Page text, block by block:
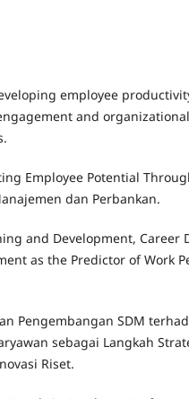
employee
and
Employee Potential
dan Perbankan.
and Development, Career
as the Predictor of Work
Pengembangan SDM
sebagai Langkah
Riset.